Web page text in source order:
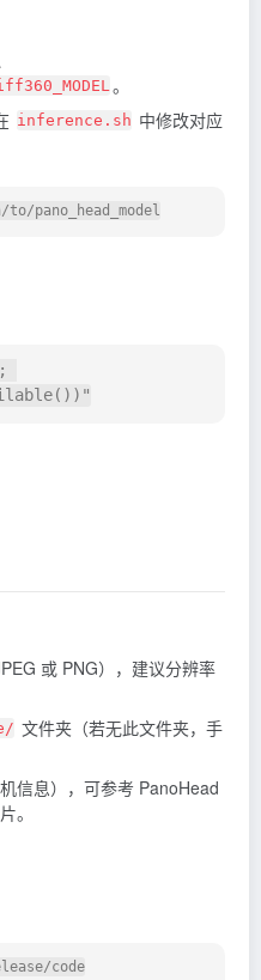
。
inference.sh 中修改对应
或 PNG），建议分辨率
文件夹（若无此文件夹，手
机信息），可参考 PanoHead
。